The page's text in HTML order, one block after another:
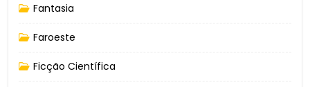
Fantasia
Faroeste
Ficção Científica